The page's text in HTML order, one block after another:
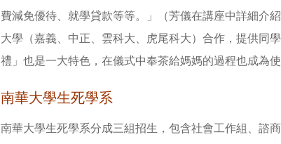
費減免優待、就學貸款等等。」（芳儀在講座中詳細介
大學（嘉義、中正、雲科大、虎尾科大）合作，提供同
禮」也是一大特色，在儀式中奉茶給媽媽的過程也成為使
南華大學生死學系
南華大學生死學系分成三組招生，包含社會工作組、諮